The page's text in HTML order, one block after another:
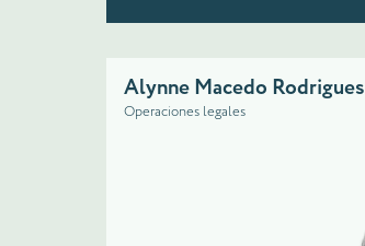
Alynne Macedo Rodrigues
Operaciones legales